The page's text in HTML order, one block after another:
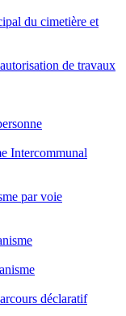
du cimetière et
de travaux
Intercommunal
par voie
déclaratif